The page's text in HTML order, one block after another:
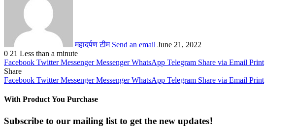
महादर्पण टीम Send an email June 21, 2022
0 21 Less than a minute
Facebook Twitter Messenger Messenger WhatsApp Telegram Share via Email Print
Share
Facebook Twitter Messenger Messenger WhatsApp Telegram Share via Email Print
With Product You Purchase
Subscribe to our mailing list to get the new updates!